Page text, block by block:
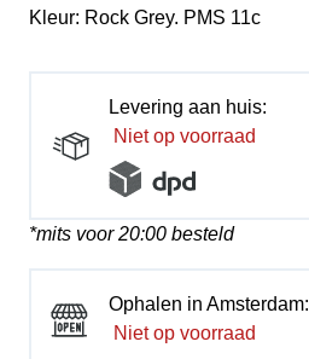
Kleur: Rock Grey. PMS 11c
Levering aan huis:
Niet op voorraad
*mits voor 20:00 besteld
Ophalen in Amsterdam:
Niet op voorraad